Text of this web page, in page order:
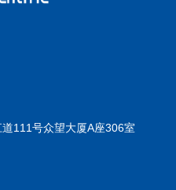
111号众望大厦A座306室